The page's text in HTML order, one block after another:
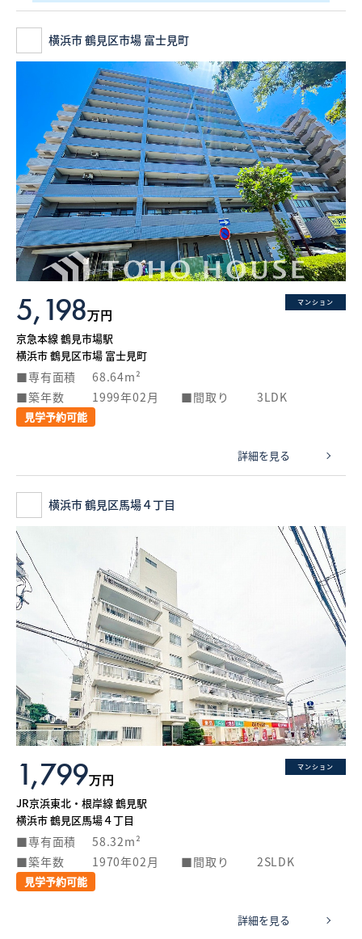
横浜市 鶴見区市場 富士見町
マンション
5,198万円
京急本線 鶴見市場駅
横浜市 鶴見区市場 富士見町
専有面積
68.64m²
築年数
1999年02月 間取り 3LDK
見学予約可能
詳細を見る
横浜市 鶴見区馬場４丁目
マンション
1,799万円
JR京浜東北・根岸線 鶴見駅
横浜市 鶴見区馬場４丁目
専有面積
58.32m²
築年数
1970年02月 間取り 2SLDK
見学予約可能
詳細を見る